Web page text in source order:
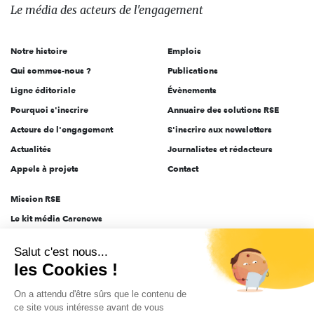
des
l'engagement
Le média des acteurs de l'engagement
Notre histoire
Qui sommes-nous ?
Ligne éditoriale
Pourquoi s'inscrire
Acteurs de l'engagement
Actualités
Appels à projets
Emplois
Publications
Évènements
Annuaire des solutions RSE
S'inscrire aux newsletters
Journalistes et rédacteurs
Contact
Mission RSE
Le kit média Carenews
AEF info
Novethic
PRODURABLE
Salut c'est nous...
les Cookies !
On a attendu d'être sûrs que le contenu de
ce site vous intéresse avant de vous